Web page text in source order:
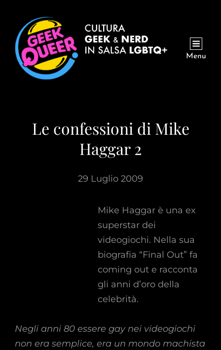
Menu
Le confessioni di Mike
Haggar 2
29 Luglio 2009
Mike Haggar è una ex
superstar dei
videogiochi. Nella sua
biografia “Final Out” fa
coming out e racconta
gli anni d’oro della
celebrità.
Negli anni 80 essere gay nei videogiochi
non era semplice, era un mondo machista